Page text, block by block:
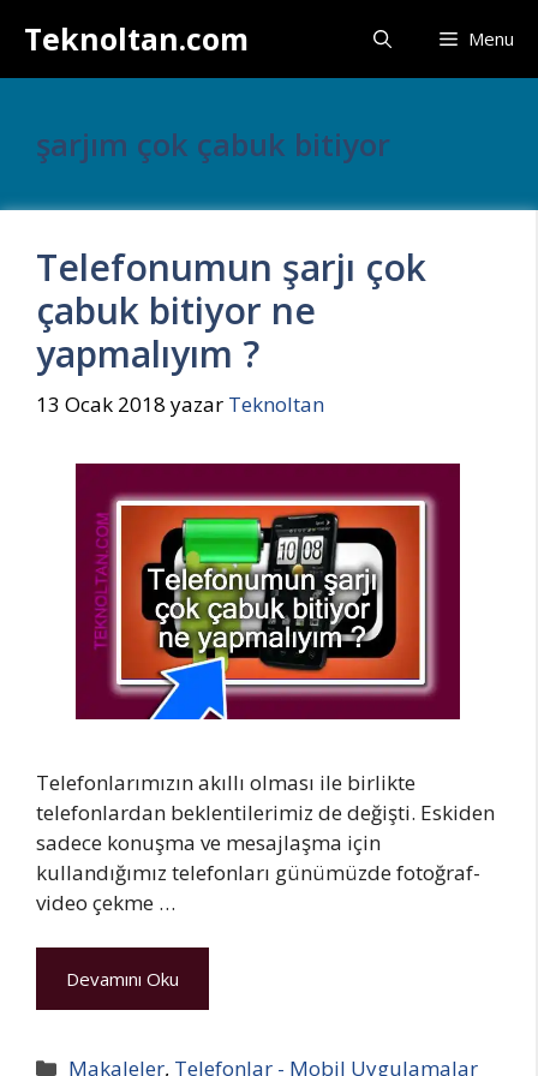
atlaTeknoltan.com Menu
şarjım çok çabuk bitiyor
Telefonumun şarjı çok
çabuk bitiyor ne
yapmalıyım ?
13 Ocak 2018 yazar Teknoltan
Telefonlarımızın akıllı olması ile birlikte
telefonlardan beklentilerimiz de değişti. Eskiden
sadece konuşma ve mesajlaşma için
kullandığımız telefonları günümüzde fotoğraf-
video çekme …
Devamını Oku
Kategoriler
Makaleler, Telefonlar - Mobil Uygulamalar